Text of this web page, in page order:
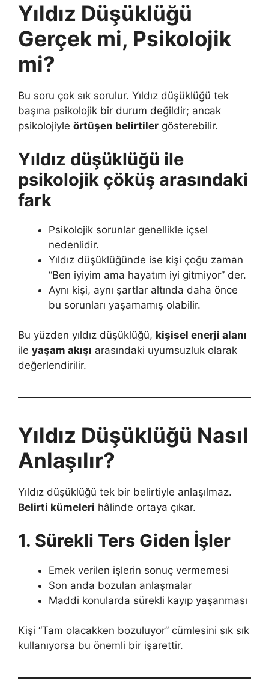
Yıldız Düşüklüğü
Gerçek mi, Psikolojik
mi?
Bu soru çok sık sorulur. Yıldız düşüklüğü tek
başına psikolojik bir durum değildir; ancak
psikolojiyle örtüşen belirtiler gösterebilir.
Yıldız düşüklüğü ile
psikolojik çöküş arasındaki
fark
Psikolojik sorunlar genellikle içsel
nedenlidir.
Yıldız düşüklüğünde ise kişi çoğu zaman
“Ben iyiyim ama hayatım iyi gitmiyor” der.
Aynı kişi, aynı şartlar altında daha önce
bu sorunları yaşamamış olabilir.
Bu yüzden yıldız düşüklüğü, kişisel enerji alanı
ile yaşam akışı arasındaki uyumsuzluk olarak
değerlendirilir.
Yıldız Düşüklüğü Nasıl
Anlaşılır?
Yıldız düşüklüğü tek bir belirtiyle anlaşılmaz.
Belirti kümeleri hâlinde ortaya çıkar.
1. Sürekli Ters Giden İşler
Emek verilen işlerin sonuç vermemesi
Son anda bozulan anlaşmalar
Maddi konularda sürekli kayıp yaşanması
Kişi “Tam olacakken bozuluyor” cümlesini sık sık
kullanıyorsa bu önemli bir işarettir.